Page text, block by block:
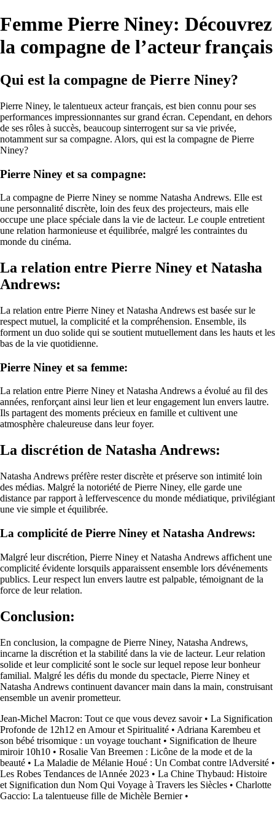
Femme Pierre Niney: Découvrez
la compagne de l’acteur français
Qui est la compagne de Pierre Niney?
Pierre Niney, le talentueux acteur français, est bien connu pour ses
performances impressionnantes sur grand écran. Cependant, en dehors
de ses rôles à succès, beaucoup sinterrogent sur sa vie privée,
notamment sur sa compagne. Alors, qui est la compagne de Pierre
Niney?
Pierre Niney et sa compagne:
La compagne de Pierre Niney se nomme Natasha Andrews. Elle est
une personnalité discrète, loin des feux des projecteurs, mais elle
occupe une place spéciale dans la vie de lacteur. Le couple entretient
une relation harmonieuse et équilibrée, malgré les contraintes du
monde du cinéma.
La relation entre Pierre Niney et Natasha
Andrews:
La relation entre Pierre Niney et Natasha Andrews est basée sur le
respect mutuel, la complicité et la compréhension. Ensemble, ils
forment un duo solide qui se soutient mutuellement dans les hauts et les
bas de la vie quotidienne.
Pierre Niney et sa femme:
La relation entre Pierre Niney et Natasha Andrews a évolué au fil des
années, renforçant ainsi leur lien et leur engagement lun envers lautre.
Ils partagent des moments précieux en famille et cultivent une
atmosphère chaleureuse dans leur foyer.
La discrétion de Natasha Andrews:
Natasha Andrews préfère rester discrète et préserve son intimité loin
des médias. Malgré la notoriété de Pierre Niney, elle garde une
distance par rapport à leffervescence du monde médiatique, privilégiant
une vie simple et équilibrée.
La complicité de Pierre Niney et Natasha Andrews:
Malgré leur discrétion, Pierre Niney et Natasha Andrews affichent une
complicité évidente lorsquils apparaissent ensemble lors dévénements
publics. Leur respect lun envers lautre est palpable, témoignant de la
force de leur relation.
Conclusion:
En conclusion, la compagne de Pierre Niney, Natasha Andrews,
incarne la discrétion et la stabilité dans la vie de lacteur. Leur relation
solide et leur complicité sont le socle sur lequel repose leur bonheur
familial. Malgré les défis du monde du spectacle, Pierre Niney et
Natasha Andrews continuent davancer main dans la main, construisant
ensemble un avenir prometteur.
Jean-Michel Macron: Tout ce que vous devez savoir• La Signification
Profonde de 12h12 en Amour et Spiritualité • Adriana Karembeu et
son bébé trisomique : un voyage touchant • Signification de lheure
miroir 10h10 • Rosalie Van Breemen : Licône de la mode et de la
beauté • La Maladie de Mélanie Houé : Un Combat contre lAdversité •
Les Robes Tendances de lAnnée 2023 • La Chine Thybaud: Histoire
et Signification dun Nom Qui Voyage à Travers les Siècles • Charlotte
Gaccio: La talentueuse fille de Michèle Bernier•